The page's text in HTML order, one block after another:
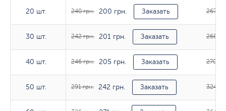
20 шт.
30 шт.
40 шт.
50 шт.
20 шт. 240 грн. 200 грн. Заказать 267
30 шт. 242 грн. 201 грн. Заказать 268
40 шт. 246 грн. 205 грн. Заказать 270
50 шт. 291 грн. 242 грн. Заказать 324